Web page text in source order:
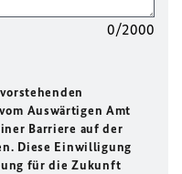
0/2000
Auswärtigen Amt
Barriere auf der
Diese Einwilligung
für die Zukunft